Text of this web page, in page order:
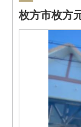
枚方市枚方